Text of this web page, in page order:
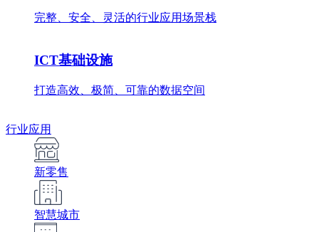
完整、安全、灵活的行业应用场景栈
ICT基础设施
打造高效、极简、可靠的数据空间
行业应用
新零售
智慧城市